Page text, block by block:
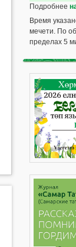
Подробнее
Время
мечети. По
пределах 5